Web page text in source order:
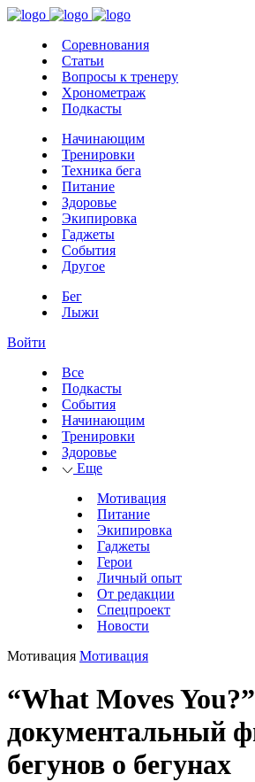
Соревнования
Статьи
Вопросы к тренеру
Хронометраж
Подкасты
Начинающим
Тренировки
Техника бега
Питание
Здоровье
Экипировка
Гаджеты
События
Другое
Бег
Лыжи
Войти
Все
Подкасты
События
Начинающим
Тренировки
Здоровье
Еще
Мотивация
Питание
Экипировка
Гаджеты
Герои
Личный опыт
От редакции
Спецпроект
Новости
Мотивация Мотивация
“What Moves
документальный
бегунов о бегунах